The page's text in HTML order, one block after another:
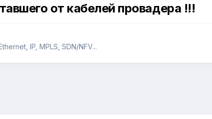
от кабелей провадера !!!
IP, MPLS, SDN/NFV...